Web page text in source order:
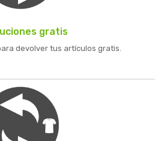
gratis
devolver tus artículos gratis.